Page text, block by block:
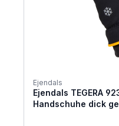
Ejendals
Ejendals TEGERA
Handschuhe dick